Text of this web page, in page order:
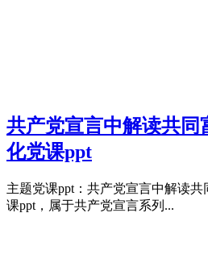
共产党宣言中解读共同
化党课ppt
主题党课ppt：共产党宣言中解读
课ppt，属于共产党宣言系列...